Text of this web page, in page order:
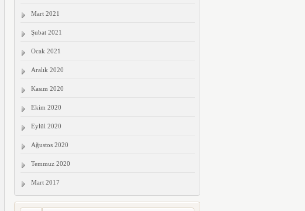
Mart 2021
Şubat 2021
Ocak 2021
Aralık 2020
Kasım 2020
Ekim 2020
Eylül 2020
Ağustos 2020
Temmuz 2020
Mart 2017